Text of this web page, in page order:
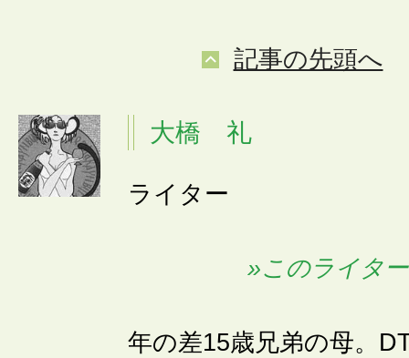
記事の先頭へ
大橋 礼
ライター
»このライタ
年の差15歳兄弟の母。